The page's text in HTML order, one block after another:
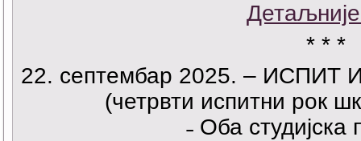
* * *
22. септембар 2025. –
(четрвти испитни рок
˗ Оба студијска